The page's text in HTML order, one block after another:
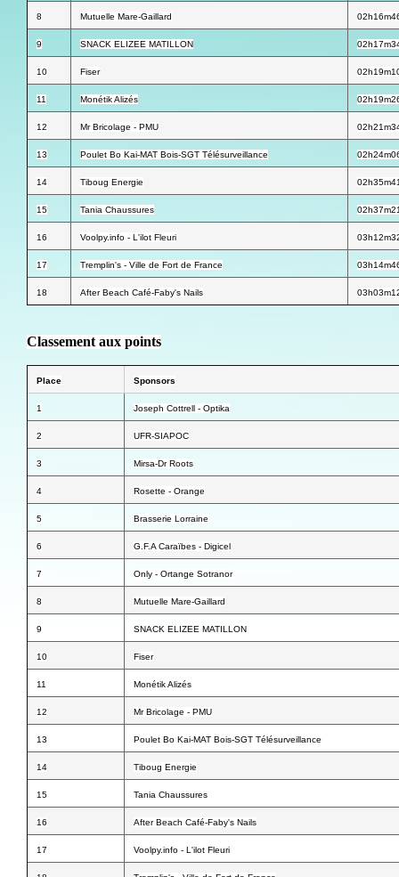
8 Mutuelle Mare-Gaillard
9 SNACK ELIZEE MATILLON
10 Fiser
11 Monétik Alizés
12 Mr Bricolage - PMU
13 Poulet Bo Kai-MAT Bois-SGT Télésurveillance
14 Tiboug Energie
15 Tania Chaussures
16 Voolpy.info - L'ilot Fleuri
17 Tremplin's - Ville de Fort de France
18 After Beach Café-Faby's Nails
Classement aux points
Place Sponsors
1 Joseph Cottrell - Optika
2 UFR-SIAPOC
3 Mirsa-Dr Roots
4 Rosette - Orange
5 Brasserie Lorraine
6 G.F.A Caraïbes - Digicel
7 Only - Ortange Sotranor
8 Mutuelle Mare-Gaillard
9 SNACK ELIZEE MATILLON
10 Fiser
11 Monétik Alizés
12 Mr Bricolage - PMU
13 Poulet Bo Kai-MAT Bois-SGT Télésurveillance
14 Tiboug Energie
15 Tania Chaussures
16 After Beach Café-Faby's Nails
17 Voolpy.info - L'ilot Fleuri